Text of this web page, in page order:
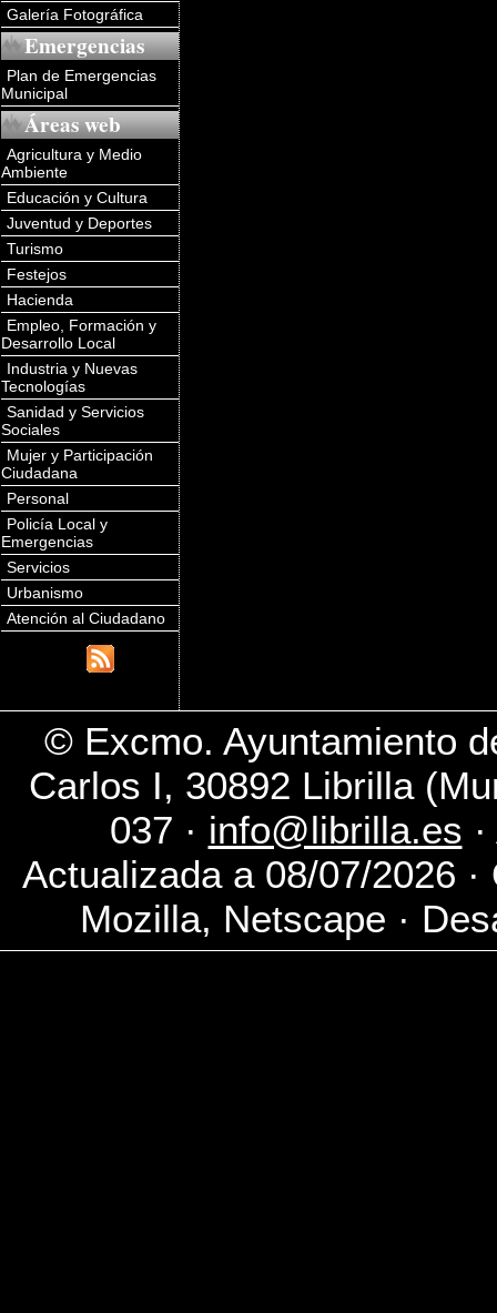
Galería Fotográfica
Emergencias
Plan de Emergencias
Municipal
Áreas web
Agricultura y Medio
Ambiente
Educación y Cultura
Juventud y Deportes
Turismo
Festejos
Hacienda
Empleo, Formación y
Desarrollo Local
Industria y Nuevas
Tecnologías
Sanidad y Servicios
Sociales
Mujer y Participación
Ciudadana
Personal
Policía Local y
Emergencias
Servicios
Urbanismo
Atención al Ciudadano
© Excmo. Ayuntamiento
Carlos I, 30892 Librilla
037 · info@librilla.es
Actualizada a 08/07/2026
Mozilla, Netscape ·